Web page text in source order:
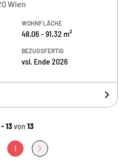
Wien
WOHNFLÄCHE
48,06 - 91,32 m²
BEZUGSFERTIG
vsl. Ende 2026
- 13von 13
1